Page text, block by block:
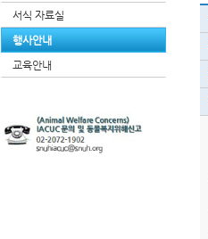
서식 자료실
행사안내
교육안내